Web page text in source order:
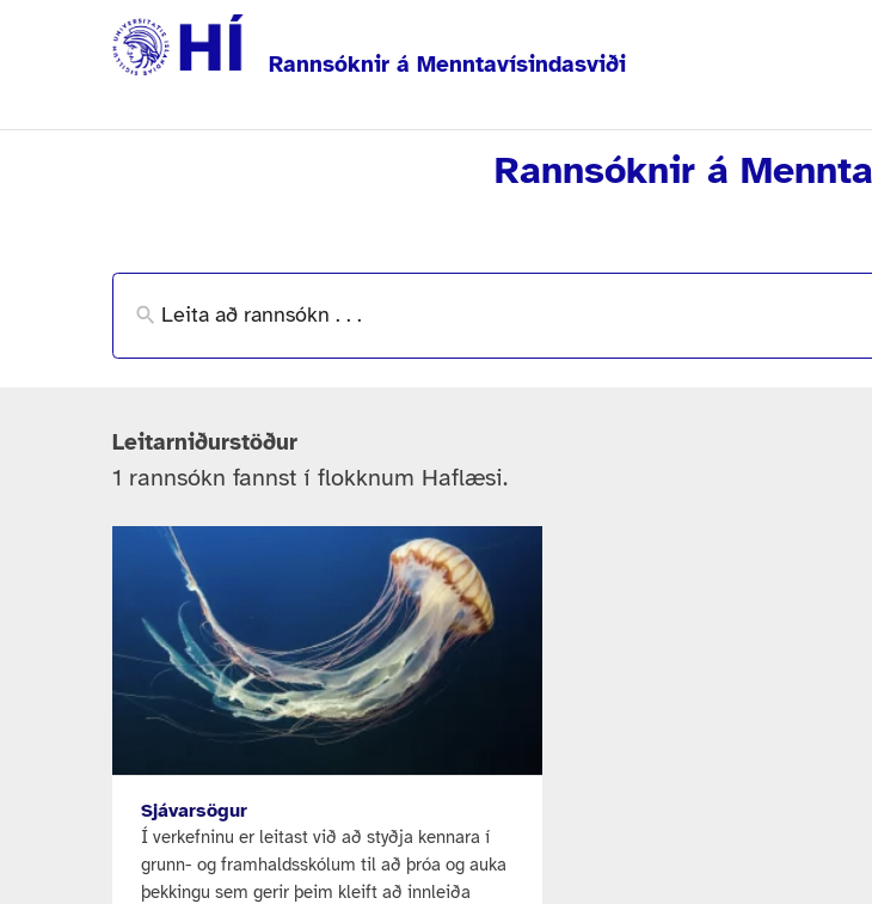
Rannsóknir á Menntavísindasviði
Rannsóknir á
Leitarniðurstöður
1 rannsókn fannst í flokknum Haflæsi.
Sjávarsögur
Í verkefninu er leitast við að styðja kennara í
grunn- og framhaldsskólum til að þróa og auka
þekkingu sem gerir þeim kleift að innleiða